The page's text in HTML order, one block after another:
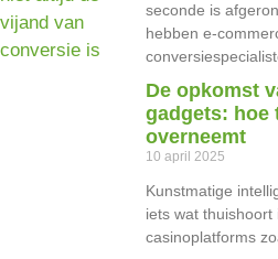
seconde is
hebben e-
De opkomst
gadgets: hoe
overneemt
10 april 2025
Kunstmatige
iets wat thuishoort
casinoplatforms